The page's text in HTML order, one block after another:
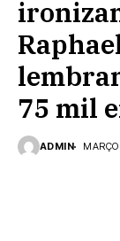
75 mil
ADMIN